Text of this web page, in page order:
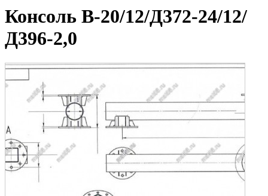
Консоль В-20/12/Д372-24/12/
Д396-2,0